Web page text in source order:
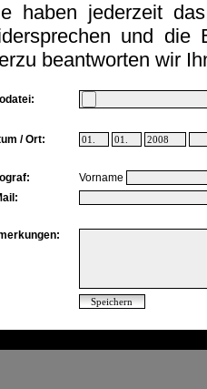
haben jederzeit
und die
beantworten wir
/ Ort:
Vorname